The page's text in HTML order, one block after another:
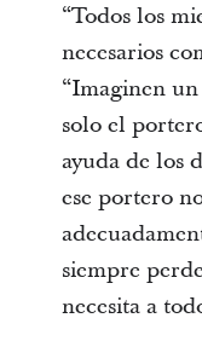
“Todos los
necesarios
“Imaginen
solo el
ayuda de los
ese portero
siempre
necesita a